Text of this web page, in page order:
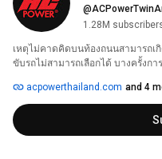
1.28M
เหตุไม่คาดคิดบนท้องถนนสามารถเ
ขับรถไม่สามารถเลือกได้ บางครั้ง
acpowerthailand.com and 4